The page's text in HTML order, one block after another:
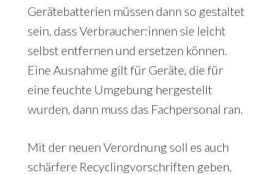
Gerätebatterien müssen dann so gestaltet
sein, dass Verbraucher:innen sie leicht
selbst entfernen und ersetzen können.
Eine Ausnahme gilt für Geräte, die für
eine feuchte Umgebung hergestellt
wurden, dann muss das Fachpersonal ran.
Mit der neuen Verordnung soll es auch
schärfere Recyclingvorschriften geben,